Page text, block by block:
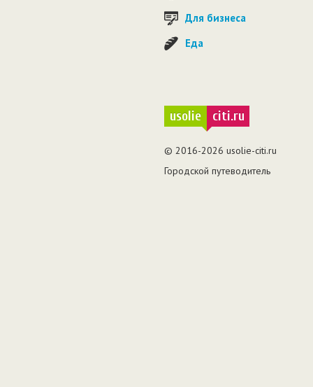
Для бизнеса
Еда
usolie citi.ru
© 2016-2026 usolie-citi.ru
Городской путеводитель